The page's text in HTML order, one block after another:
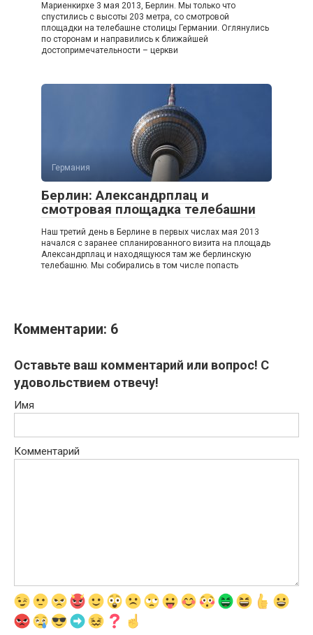
Мариенкирхе 3 мая 2013, Берлин. Мы только что
спустились с высоты 203 метра, со смотровой
площадки на телебашне столицы Германии. Оглянулись
по сторонам и направились к ближайшей
достопримечательности – церкви
Германия
Берлин: Александрплац и
смотровая площадка телебашни
Наш третий день в Берлине в первых числах мая 2013
начался с заранее спланированного визита на площадь
Александрплац и находящуюся там же берлинскую
телебашню. Мы собирались в том числе попасть
Комментарии: 6
Оставьте ваш комментарий или вопрос! С
удовольствием отвечу!
Имя
Комментарий